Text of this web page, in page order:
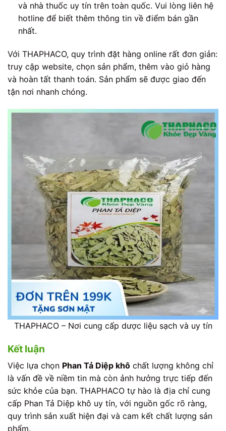
và nhà thuốc uy tín trên toàn quốc. Vui lòng liên hệ
hotline để biết thêm thông tin về điểm bán gần
nhất.
Với THAPHACO, quy trình đặt hàng online rất đơn giản:
truy cập website, chọn sản phẩm, thêm vào giỏ hàng
và hoàn tất thanh toán. Sản phẩm sẽ được giao đến
tận nơi nhanh chóng.
THAPHACO – Nơi cung cấp dược liệu sạch và uy tín
Kết luận
Việc lựa chọn Phan Tả Diệp khô chất lượng không chỉ
là vấn đề về niềm tin mà còn ảnh hưởng trực tiếp đến
sức khỏe của bạn. THAPHACO tự hào là địa chỉ cung
cấp Phan Tả Diệp khô uy tín, với nguồn gốc rõ ràng,
quy trình sản xuất hiện đại và cam kết chất lượng sản
phẩm.